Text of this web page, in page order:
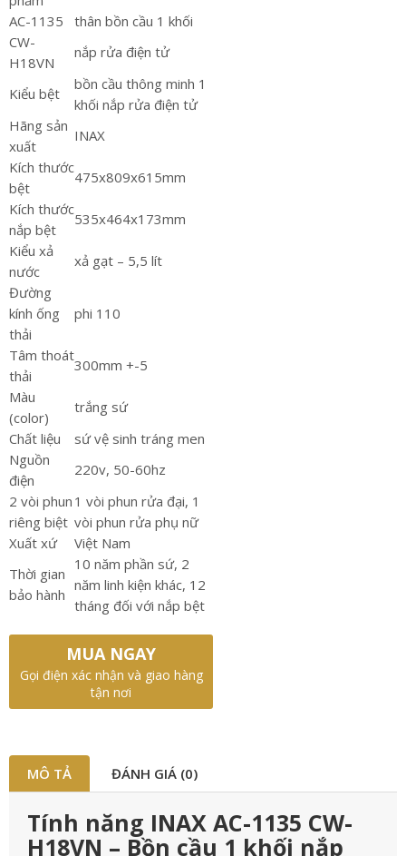
AC-1135
thân bồn cầu 1 khối
CW-
H18VN
nắp rửa điện tử
Kiểu bệt
bồn cầu thông minh 1
khối nắp rửa điện tử
Hãng sản
xuất
INAX
Kích thước
bệt
475x809x615mm
Kích thước
nắp bệt
535x464x173mm
Kiểu xả
nước
xả gạt – 5,5 lít
Đường
kính ống
thải
phi 110
Tâm thoát
thải
300mm +-5
Màu
(color)
trắng sứ
Chất liệu
sứ vệ sinh tráng men
Nguồn
điện
220v, 50-60hz
2 vòi phun
riêng biệt
1 vòi phun rửa đại, 1
vòi phun rửa phụ nữ
Xuất xứ
Việt Nam
Thời gian
bảo hành
10 năm phần sứ, 2
năm linh kiện khác, 12
tháng đối với nắp bệt
MUA NGAY
Gọi điện xác nhận và giao hàng
tận nơi
MÔ TẢ ĐÁNH GIÁ (0)
Tính năng INAX AC-1135 CW-
H18VN – Bồn cầu 1 khối nắp